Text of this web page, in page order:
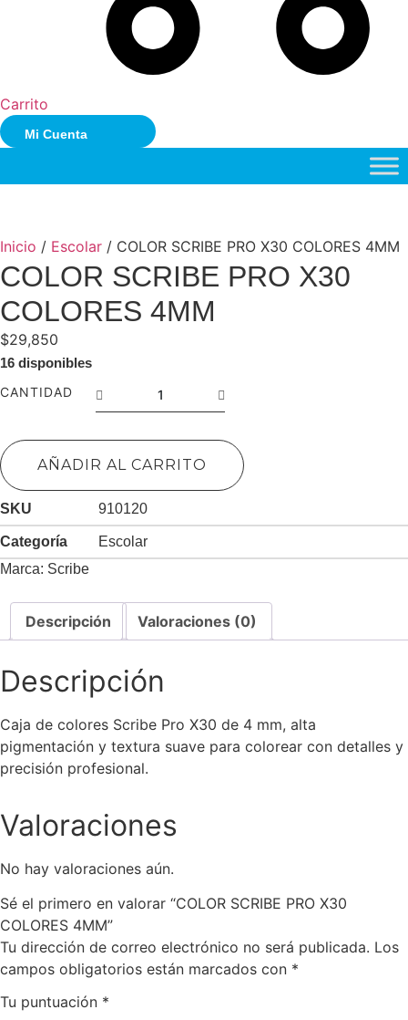
Carrito
Mi Cuenta
Inicio / Escolar / COLOR SCRIBE PRO X30 COLORES 4MM
COLOR SCRIBE PRO X30
COLORES 4MM
$29,850
16 disponibles
CANTIDAD
SCRIBE
PRO
COLORES
4MM
cantidad
AÑADIR AL CARRITO
SKU 910120
Categoría
Escolar
Marca: Scribe
Descripción Valoraciones (0)
Descripción
Caja de colores Scribe Pro X30 de 4 mm, alta
pigmentación y textura suave para colorear con detalles y
precisión profesional.
Valoraciones
No hay valoraciones aún.
Sé el primero en valorar “COLOR SCRIBE PRO X30
COLORES 4MM”
Tu dirección de correo electrónico no será publicada. Los
campos obligatorios están marcados con *
Tu puntuación *